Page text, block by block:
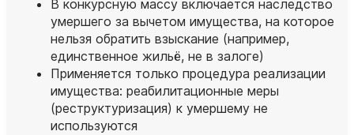
В конкурсную массу включается наследство
умершего за вычетом имущества, на которое
нельзя обратить взыскание (например,
единственное жильё, не в залоге)
Применяется только процедура реализации
имущества: реабилитационные меры
(реструктуризация) к умершему не
используются